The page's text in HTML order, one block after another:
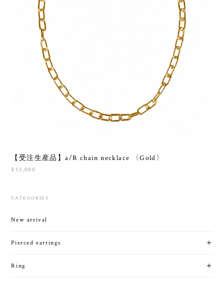
【受注生産品】a/R chain necklace 〈Gold〉
¥55,000
CATEGORIES
New arrival
Pierced earrings
Ring